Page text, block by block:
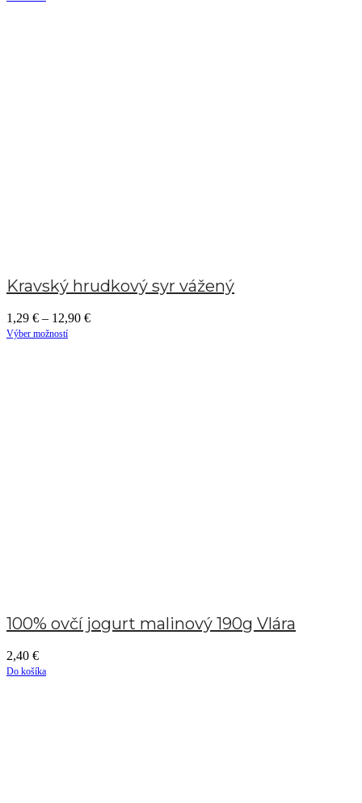
Kravský hrudkový syr vážený
1,29 € – 12,90 €
Výber možností
100% ovčí jogurt malinový 190g Vlára
2,40 €
Do košíka